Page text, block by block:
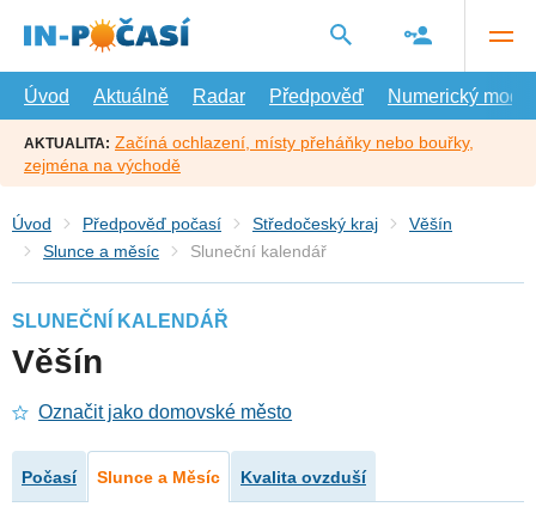
hlavní
Úvod
Aktuálně Radar Předpověď Numerický model
AKTUALITA: Začíná ochlazení, místy přeháňky nebo bouřky,
zejména na východě
Úvod Předpověď počasí Středočeský kraj
Věšín
Slunce a měsíc
Sluneční kalendář
SLUNEČNÍ KALENDÁŘ
Věšín
Označit jako domovské město
Počasí Slunce a Měsíc Kvalita ovzduší